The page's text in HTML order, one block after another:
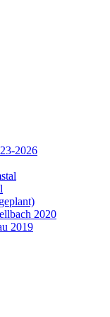
2026
2020
2019